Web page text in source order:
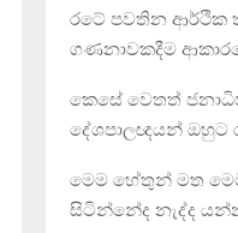
රටේ පවතින ආර්ථික
ගණනාවකදීම
කෙසේ වෙතත්
දේශපාලඥයන් ඔහුට
මෙම හේතුන් මත
සිටින්නේද නැද්ද